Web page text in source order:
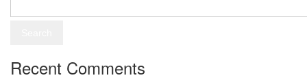
Recent Comments